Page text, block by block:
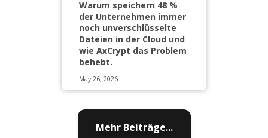
Warum speichern 48 %
der Unternehmen immer
noch unverschlüsselte
Dateien in der Cloud und
wie AxCrypt das Problem
behebt.
May 26, 2026
Mehr Beiträge...